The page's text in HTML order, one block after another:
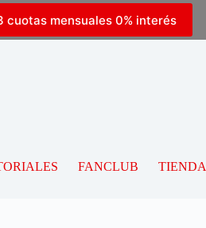
cuotas mensuales 0% interés
FANCLUB TIENDA